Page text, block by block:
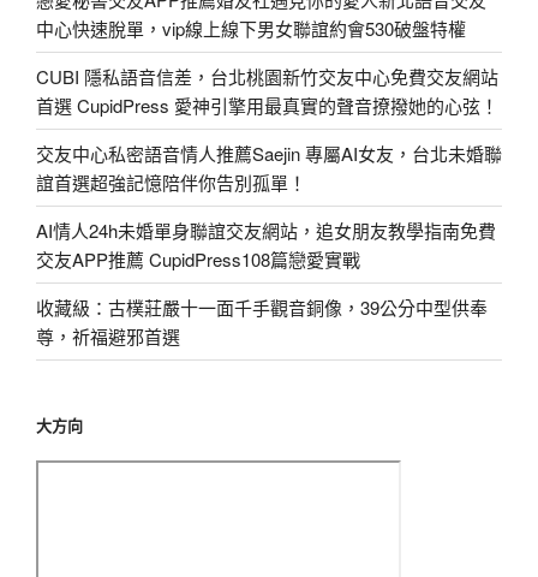
中心快速脫單，vip線上線下男女聯誼約會530破盤特權
CUBI 隱私語音信差，台北桃園新竹交友中心免費交友網站
首選 CupidPress 愛神引擎用最真實的聲音撩撥她的心弦！
交友中心私密語音情人推薦Saejin 專屬AI女友，台北未婚聯
誼首選超強記憶陪伴你告別孤單！
AI情人24h未婚單身聯誼交友網站，追女朋友教學指南免費
交友APP推薦 CupidPress108篇戀愛實戰
收藏級：古樸莊嚴十一面千手觀音銅像，39公分中型供奉
尊，祈福避邪首選
大方向